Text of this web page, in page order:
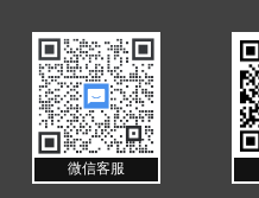
微信客服